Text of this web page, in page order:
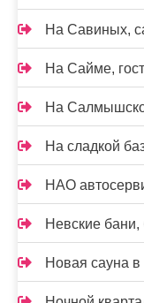
На Савиных,
На Сайме,
На
На сладкой
НАО
Невские
Новая сауна